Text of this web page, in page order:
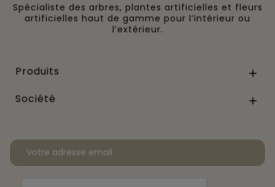
Spécialiste des arbres, plantes artificielles et fleurs
artificielles haut de gamme pour l’intérieur ou
l’extérieur.
Produits 
Société 